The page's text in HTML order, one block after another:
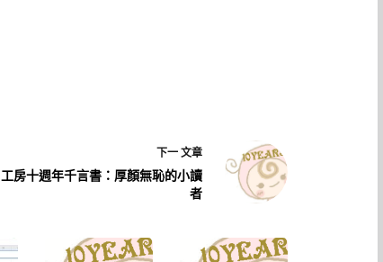
下一文章
工房十週年千言書：厚顏無恥的小讀
者